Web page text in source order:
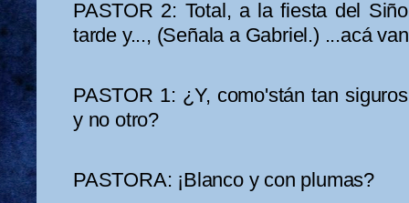
PASTOR 2: Total, a la fiesta del
tarde y..., (Señala a Gabriel.) ...acá
PASTOR 1: ¿Y, como'stán tan
y no otro?
PASTORA: ¡Blanco y con plumas?